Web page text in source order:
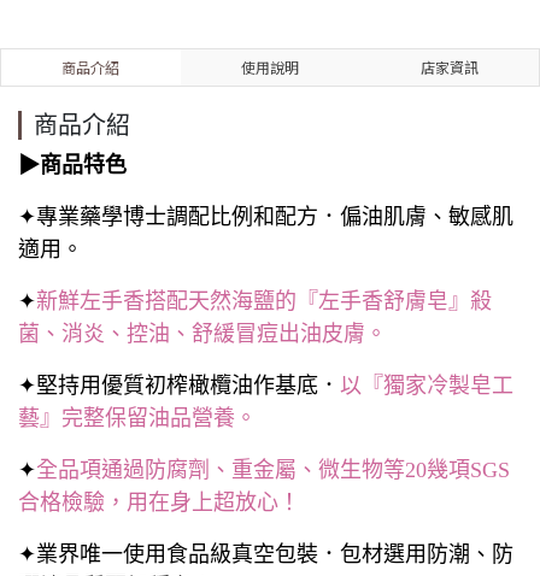
商品介紹 使用說明 店家資訊
商品介紹
▶商品特色
✦專業藥學博士調配比例和配方．偏油肌膚、敏感肌
適用。
✦新鮮左手香搭配天然海鹽的『左手香舒膚皂』殺
菌、消炎、控油、舒緩冒痘出油皮膚。
✦堅持用優質初榨橄欖油作基底． 以『獨家冷製皂工
藝』完整保留油品營養。
✦全品項通過防腐劑、重金屬、微生物等20幾項SGS
合格檢驗，用在身上超放心！
✦業界唯一使用食品級真空包裝．包材選用防潮、防